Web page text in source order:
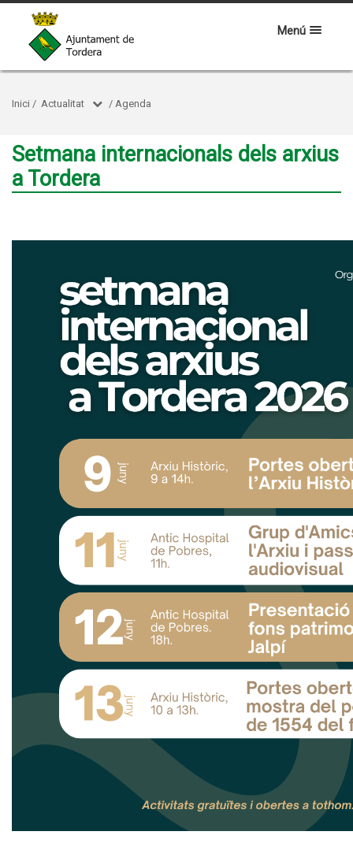
Menú
Inici / Actualitat / Agenda
Setmana internacionals dels arxius
a Tordera